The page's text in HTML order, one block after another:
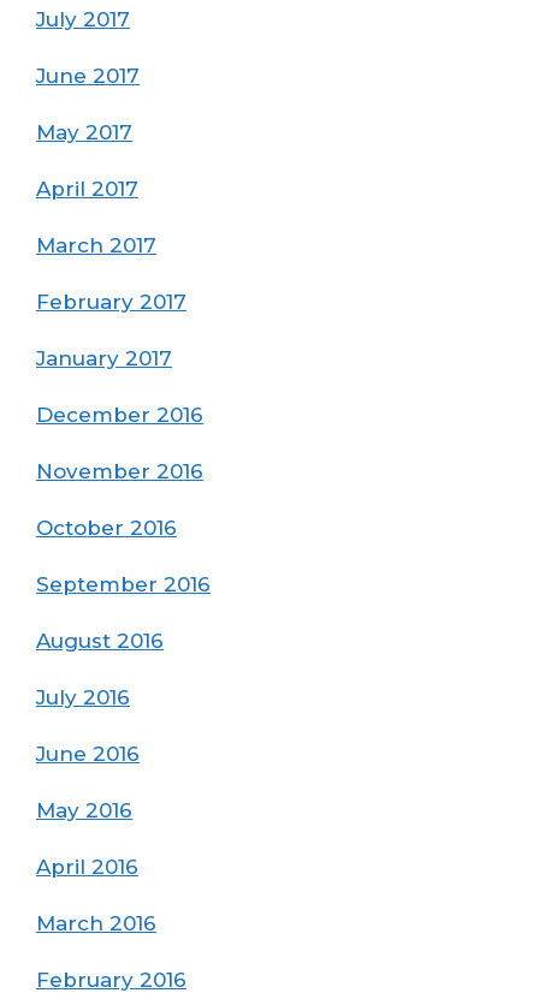
July 2017
June 2017
May 2017
April 2017
March 2017
February 2017
January 2017
December 2016
November 2016
October 2016
September 2016
August 2016
July 2016
June 2016
May 2016
April 2016
March 2016
February 2016